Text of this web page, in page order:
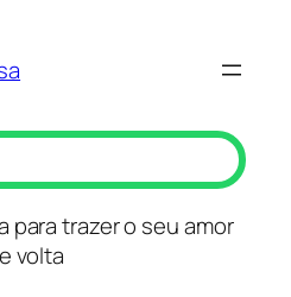
para trazer o seu amor
volta